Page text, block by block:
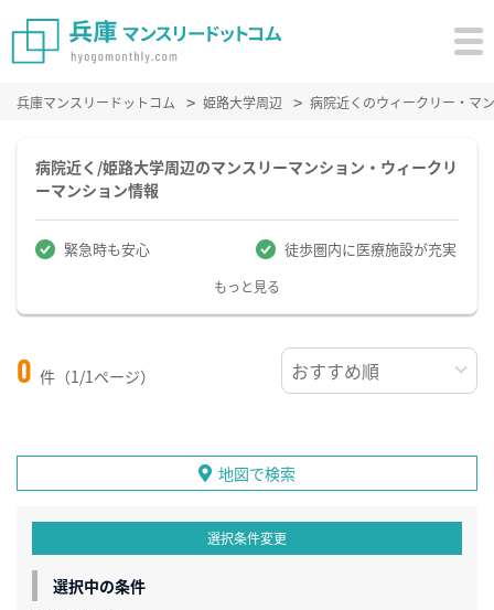
兵庫マンスリードットコム 姫路大学周辺 病院近くのウィークリー・マ
病院近く/姫路大学周辺のマンスリーマンション・ウィークリ
ーマンション情報
緊急時も安心 徒歩圏内に医療施設が充実
もっと見る
0 件（1/1ページ）
地図で検索
選択条件変更
選択中の条件